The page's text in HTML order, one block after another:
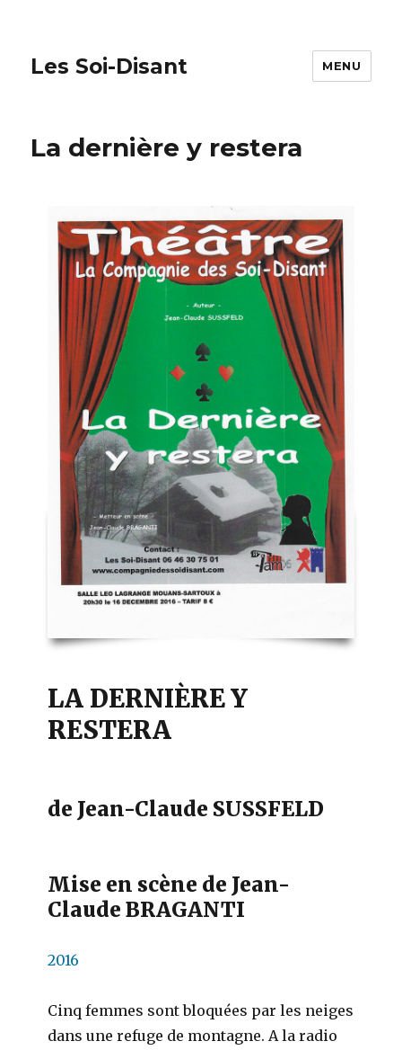
Les Soi-Disant MENU
La dernière y restera
LA DERNIÈRE Y
RESTERA
de Jean-Claude SUSSFELD
Mise en scène de Jean-
Claude BRAGANTI
2016
Cinq femmes sont bloquées par les neiges
dans une refuge de montagne. A la radio